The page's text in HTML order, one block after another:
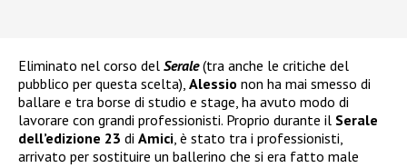
Eliminato nel corso del Serale(tra anche le critiche del
pubblico per questa scelta), Alessio non ha mai smesso di
ballare e tra borse di studio e stage, ha avuto modo di
lavorare con grandi professionisti. Proprio durante il Serale
dell’edizione 23 di Amici , è stato tra i professionisti,
arrivato per sostituire un ballerino che si era fatto male